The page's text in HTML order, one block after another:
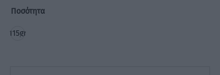
Ποσότητα
115gr